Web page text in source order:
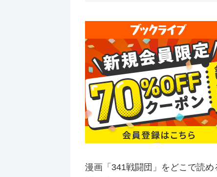
漫画「341戦闘団」をどこで読